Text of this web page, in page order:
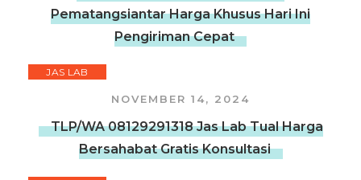
Pematangsiantar Harga Khusus Hari Ini
Pengiriman Cepat
JAS LAB
NOVEMBER 14, 2024
TLP/WA 08129291318 Jas Lab Tual Harga
Bersahabat Gratis Konsultasi